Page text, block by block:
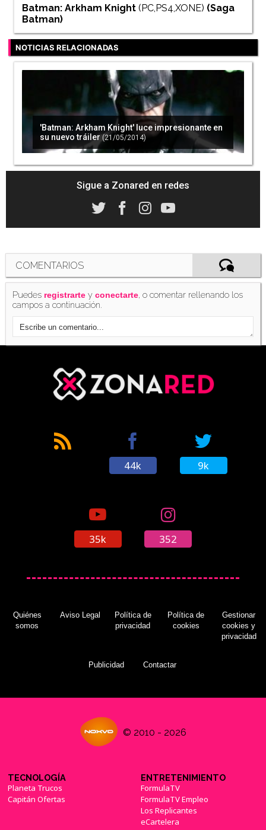
Batman: Arkham Knight (PC,PS4,XONE) (Saga
Batman)
NOTICIAS RELACIONADAS
'Batman: Arkham Knight' luce impresionante en
su nuevo tráiler (21/05/2014)
Sigue a Zonared en redes
COMENTARIOS
Puedes registrarte yconectarte, o comentar rellenando los
campos a continuación.
44k 9k
35k 352
Quiénes
somos
Aviso Legal
Política de
privacidad
Política de
cookies
Gestionar
cookies y
privacidad
Publicidad Contactar
© 2010 - 2026
TECNOLOGÍA
Planeta Trucos
Capitán Ofertas
ENTRETENIMIENTO
FormulaTV
FormulaTV Empleo
Los Replicantes
eCartelera